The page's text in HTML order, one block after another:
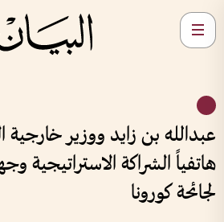
عبدالله بن زايد ووزير خارجية
هاتفياً الشراكة الاستراتيجية
لجائحة كورونا